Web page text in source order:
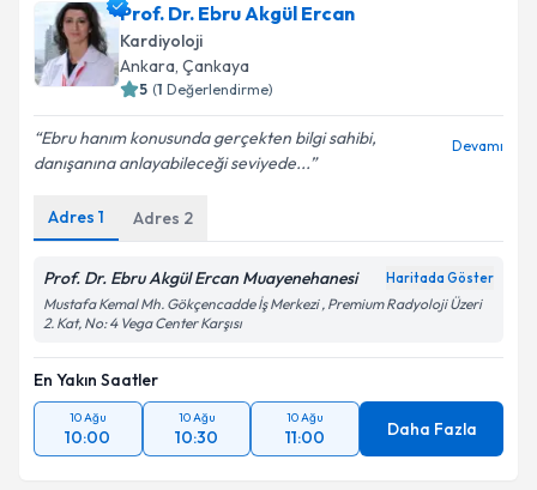
Prof. Dr. Ebru Akgül Ercan
Kardiyoloji
Ankara, Çankaya
5 (1 Değerlendirme)
Ebru hanım konusunda gerçekten bilgi sahibi,
danışanına anlayabileceği seviyede...
Devamı
Adres 1 Adres 2
Prof. Dr. Ebru Akgül Ercan Muayenehanesi Haritada Göster
Mustafa Kemal Mh. Gökçencadde İş Merkezi , Premium Radyoloji Üzeri
2. Kat, No: 4 Vega Center Karşısı
En Yakın Saatler
10 Ağu
10:00
10 Ağu
10:30
10 Ağu
11:00 Daha Fazla